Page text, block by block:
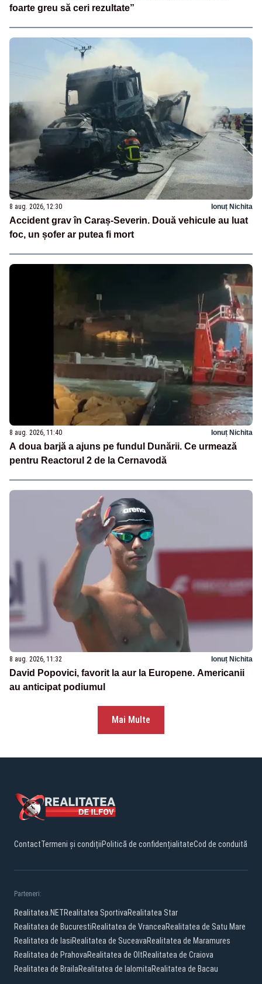
foarte greu să ceri rezultate”
8 aug. 2026, 12:30 Ionuț Nichita
Accident grav în Caraș-Severin. Două vehicule au luat
foc, un șofer ar putea fi mort
8 aug. 2026, 11:40 Ionuț Nichita
A doua barjă a ajuns pe fundul Dunării. Ce urmează
pentru Reactorul 2 de la Cernavodă
8 aug. 2026, 11:32 Ionuț Nichita
David Popovici, favorit la aur la Europene. Americanii
au anticipat podiumul
Mai Multe
ContactTermeni și condițiiPolitică de confidențialitateCod de conduită
Parteneri:
Realitatea.NETRealitatea SportivaRealitatea Star
Realitatea de BucurestiRealitatea de VranceaRealitatea de Satu Mare
Realitatea de IasiRealitatea de SuceavaRealitatea de Maramures
Realitatea de PrahovaRealitatea de OltRealitatea de Craiova
Realitatea de BrailaRealitatea de IalomitaRealitatea de Bacau